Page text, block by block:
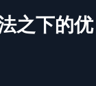
之下的优